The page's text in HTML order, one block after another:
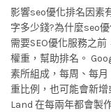
影響seo優化排名因素
字多少錢?為什麼seo
需要SEO優化服務之
權重，幫助排名。
素所組成，每周、每
重比例，也可能會新增
Land 在每兩年都會製